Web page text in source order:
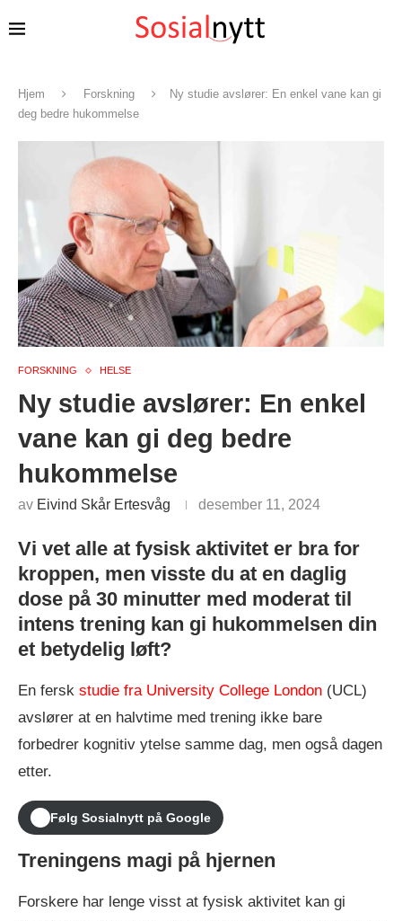
Hjem Forskning
Ny studie avslører: En enkel vane kan gi
deg bedre hukommelse
FORSKNING HELSE
Ny studie avslører: En enkel
vane kan gi deg bedre
hukommelse
av Eivind Skår Ertesvåg desember 11, 2024
Vi vet alle at fysisk aktivitet er bra for
kroppen, men visste du at en daglig
dose på 30 minutter med moderat til
intens trening kan gi hukommelsen din
et betydelig løft?
En fersk studie fra University College London (UCL)
avslører at en halvtime med trening ikke bare
forbedrer kognitiv ytelse samme dag, men også dagen
etter.
Følg Sosialnytt på Google
Treningens magi på hjernen
Forskere har lenge visst at fysisk aktivitet kan gi